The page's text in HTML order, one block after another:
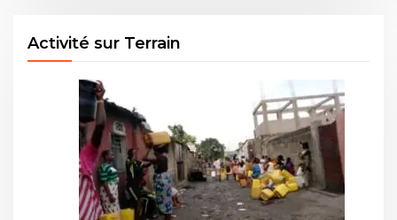
Activité sur Terrain